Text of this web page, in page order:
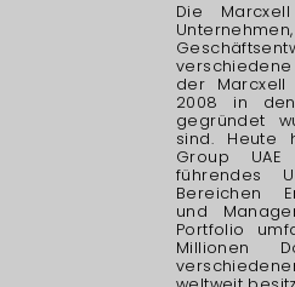
Die
der
2008 in
gegründet
sind. Heute
Group
führendes
Bereichen
und
Portfolio
Millionen